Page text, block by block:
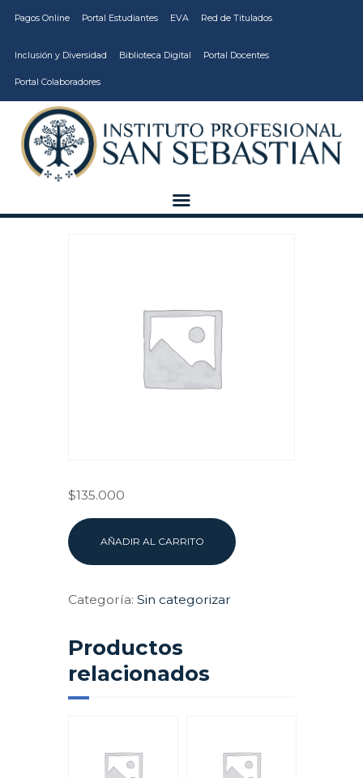
Pagos Online Portal Estudiantes EVA Red de Titulados
Inclusión y Diversidad Biblioteca Digital Portal Docentes
Portal Colaboradores
CARRERAS
VIDA ESTUDIANTIL
INSTITUCIÓN
$135.000
Diseño
de
Políticas
Planificación
con
y
Gobernanza
AÑADIR AL CARRITO
Categoría: Sin categorizar
Productos
relacionados